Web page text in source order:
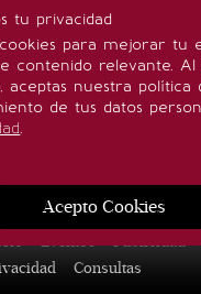
tu privacidad
para mejorar tu
contenido relevante. Al
aceptas nuestra política
de tus datos
.
Acepto Cookies
Noticias Quiénes somos
Eventos Publicidad
Consultas